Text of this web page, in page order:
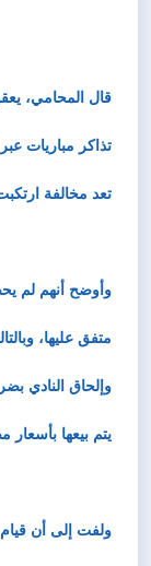
قال المحامي،
تذاكر مباريات
تعد مخالفة
وأوضح أنهم لم
متفق عليها،
وإلحاق النادي
يتم بيعها
ولفت إلى أن قيام